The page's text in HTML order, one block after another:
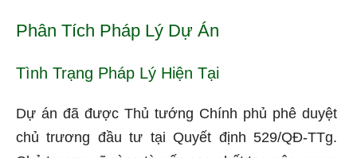
Phân Tích Pháp Lý Dự Án
Tình Trạng Pháp Lý Hiện Tại
Dự án đã được Thủ tướng Chính phủ phê duyệt
chủ trương đầu tư tại Quyết định 529/QĐ-TTg.